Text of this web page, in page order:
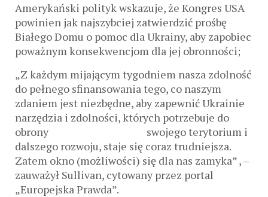
Amerykański polityk wskazuje, że Kongres USA
powinien jak najszybciej zatwierdzić prośbę
Białego Domu o pomoc dla Ukrainy, aby zapobiec
poważnym konsekwencjom dla jej obronności;
„Z każdym mijającym tygodniem nasza zdolność
do pełnego sfinansowania tego, co naszym
zdaniem jest niezbędne, aby zapewnić Ukrainie
narzędzia i zdolności, których potrzebuje do
obrony swojego terytorium i
dalszego rozwoju, staje się coraz trudniejsza.
Zatem okno (możliwości) się dla nas zamyka” , –
zauważył Sullivan, cytowany przez portal
„Europejska Prawda”.